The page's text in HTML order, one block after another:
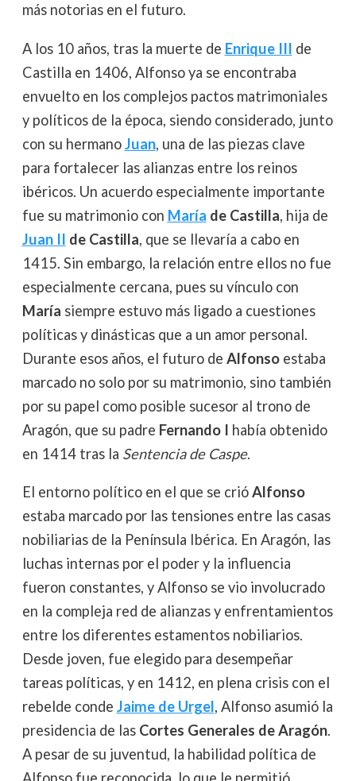
más notorias en el futuro.
A los 10 años, tras la muerte de Enrique III de
Castilla en 1406, Alfonso ya se encontraba
envuelto en los complejos pactos matrimoniales
y políticos de la época, siendo considerado, junto
con su hermanoJuan, una de las piezas clave
para fortalecer las alianzas entre los reinos
ibéricos. Un acuerdo especialmente importante
fue su matrimonio con María de Castilla, hija de
Juan II de Castilla, que se llevaría a cabo en
1415. Sin embargo, la relación entre ellos no fue
especialmente cercana, pues su vínculo con
María siempre estuvo más ligado a cuestiones
políticas y dinásticas que a un amor personal.
Durante esos años, el futuro de Alfonsoestaba
marcado no solo por su matrimonio, sino también
por su papel como posible sucesor al trono de
Aragón, que su padre Fernando I había obtenido
en 1414 tras la Sentencia de Caspe.
El entorno político en el que se crióAlfonso
estaba marcado por las tensiones entre las casas
nobiliarias de la Península Ibérica. En Aragón, las
luchas internas por el poder y la influencia
fueron constantes, y Alfonso se vio involucrado
en la compleja red de alianzas y enfrentamientos
entre los diferentes estamentos nobiliarios.
Desde joven, fue elegido para desempeñar
tareas políticas, y en 1412, en plena crisis con el
rebelde conde Jaime de Urgel, Alfonso asumió la
presidencia de las Cortes Generales de Aragón.
A pesar de su juventud, la habilidad política de